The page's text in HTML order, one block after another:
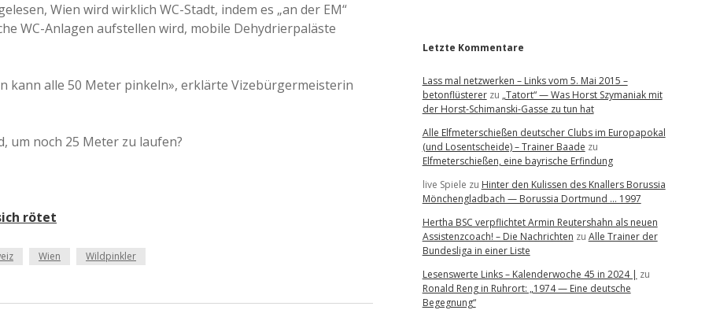
a
a
d
Wien wird wirklich WC-Stadt, indem es „an der EM“
WC-Anlagen aufstellen wird, mobile Dehydrierpaläste
kann alle 50 Meter pinkeln», erklärte Vizebürgermeisterin
um noch 25 Meter zu laufen?
rötet
Wien Wildpinkler
Letzte Kommentare
Lass mal netzwerken – Links vom 5. Mai 2015 –
betonflüstererzu „Tatort“ — Was Horst Szymaniak mit
der Horst-Schimanski-Gasse zu tun hat
Alle Elfmeterschießen deutscher Clubs im Europapokal
(und Losentscheide) – Trainer Baade zu
Elfmeterschießen, eine bayrische Erfindung
live Spiele zu Hinter den Kulissen des Knallers Borussia
Mönchengladbach — Borussia Dortmund … 1997
Hertha BSC verpflichtet Armin Reutershahn als neuen
Assistenzcoach! – Die Nachrichten zu Alle Trainer der
Bundesliga in einer Liste
Lesenswerte Links – Kalenderwoche 45 in 2024 | zu
Ronald Reng in Ruhrort: „1974 — Eine deutsche
Begegnung“